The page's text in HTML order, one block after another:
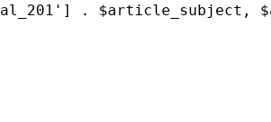
. $article_subject,